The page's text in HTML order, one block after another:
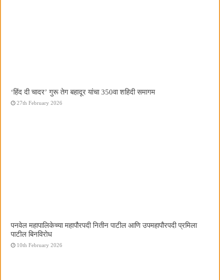
‘हिंद दी चादर’ गुरू तेग बहादूर यांचा 350वा शहिदी समागम
27th February 2026
पनवेल महापालिकेच्या महापौरपदी नितीन पाटील आणि उपमहापौरपदी प्रमिला
पाटील बिनविरोध
10th February 2026